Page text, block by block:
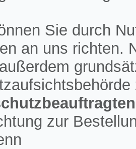
Sie durch
an uns richten.
zur